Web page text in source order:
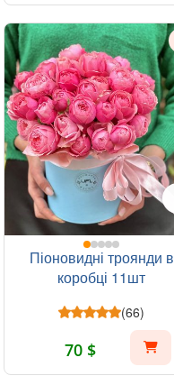
Піоновидні троянди в
коробці 11шт
(66)
70 $